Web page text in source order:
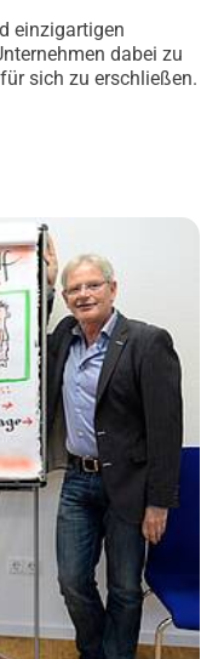
einzigartigen
dabei zu
sich zu erschließen.